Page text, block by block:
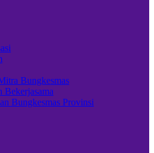
Bungkesmas
Bekerjasama
Bungkesmas Provinsi